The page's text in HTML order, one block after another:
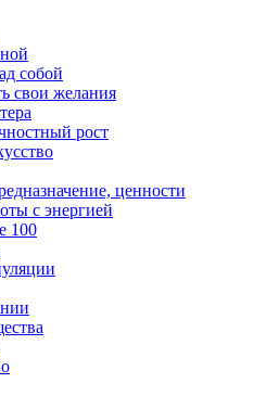
собой
свои желания
рост
ценности
с энергией
100